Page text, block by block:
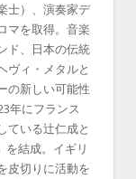
士）、演奏家デ
マを取得。音楽
ド、日本の伝統
ヴィ・メタルと
の新しい可能性
年にフランス
ている辻仁成と
を結成。イギリ
皮切りに活動を